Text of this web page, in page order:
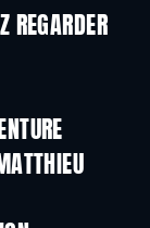
REGARDER